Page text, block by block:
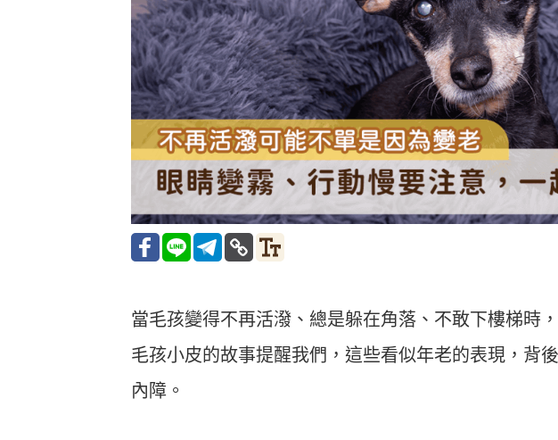
當毛孩變得不再活潑、總是躲在角落、不敢下樓梯時
毛孩小皮的故事提醒我們，這些看似年老的表現，背
內障。